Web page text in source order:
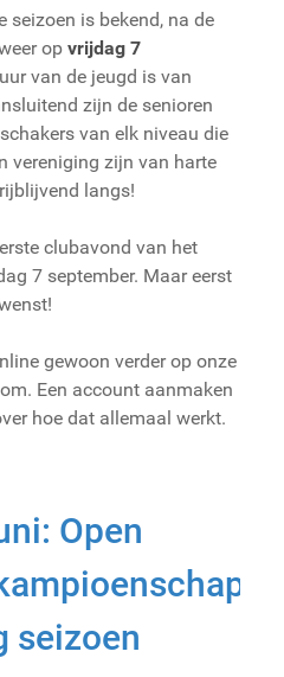
seizoen is bekend, na de
op vrijdag 7
van de jeugd is van
zijn de senioren
van elk niveau die
vereniging zijn van harte
langs!
clubavond van het
7 september. Maar eerst
gewoon verder op onze
Een account aanmaken
hoe dat allemaal werkt.
Open
seizoen